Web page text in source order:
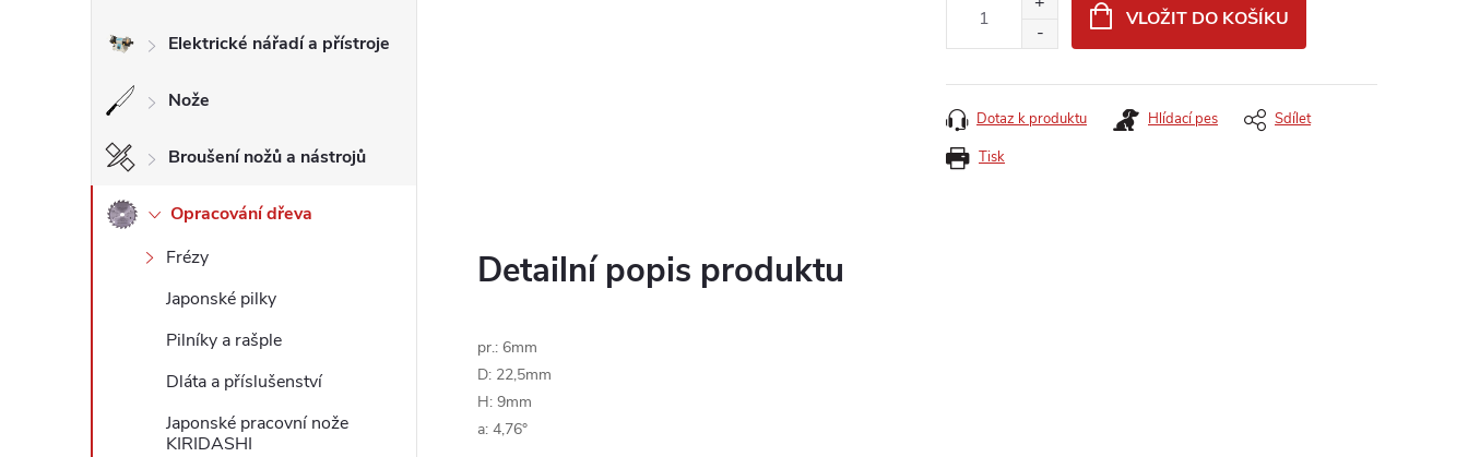
p
n
e
Elektrické nářadí a přístroje
Nože
Broušení nožů a nástrojů
Opracování dřeva
Frézy
Japonské pilky
Pilníky a rašple
Dláta a příslušenství
Japonské pracovní nože
KIRIDASHI
VLOŽIT DO KOŠÍKU
Tisk
Dotaz k produktu Hlídací pes Sdílet
Detailní popis produktu
pr.: 6mm
D: 22,5mm
H: 9mm
a: 4,76°